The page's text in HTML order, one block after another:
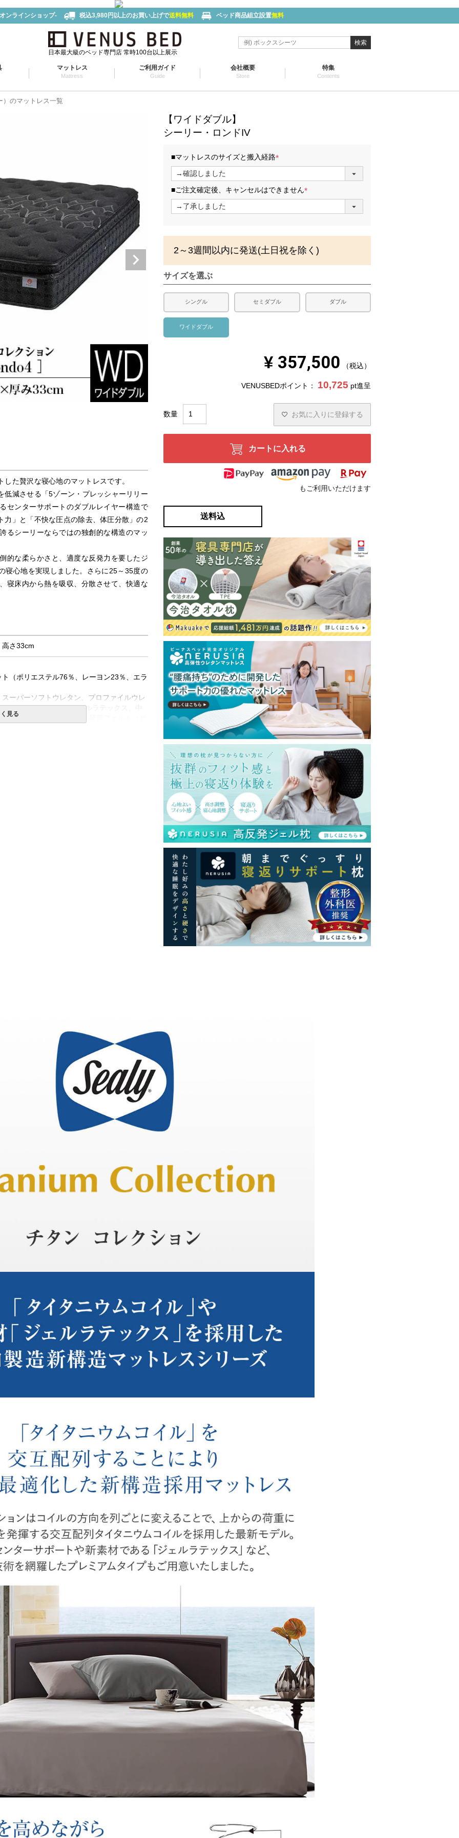
ンラインショップ- 税込3,980円以上のお買い上げで送料無料 ベッド商品組立設置無料
日本最大級のベッド専門店 常時100台以上展示
検索
マットレス
Mattress
ご利用ガイド
Guide
会社概要
Store
特集
Contents
）のマットレス一覧
た贅沢な寝心地のマットレスです。
低減させる「5ゾーン・プレッシャーリリー
センターサポートのダブルレイヤー構造で
力」と「不快な圧点の除去、体圧分散」の2
るシーリーならではの独創的な構造のマッ
的な柔らかさと、適度な反発力を要したジ
寝心地を実現しました。さらに25～35度の
寝床内から熱を吸収、分散させて、快適な
さ33cm
（ポリエステル76％、レーヨン23％、エラ
ーパーソフトウレタン、プロファイルウレ
ルソフトウレタン、ジェルラテックス、中
ャーリリーフ・インレー、硬質フェルト（セ
見る
【ワイドダブル】
シーリー・ロンドIV
■マットレスのサイズと搬入経路
(
必
須
)
■ご注文確定後、キャンセルはできません
(
必
2～3週間以内に発送(土日祝を除く)
サイズを選ぶ
シングル セミダブル ダブル
ワイドダブル
¥ 357,500 税込
VENUSBEDポイント： 10,725 pt進呈
お気に入りに登録する
カートに入れる
もご利用いただけます
送料込